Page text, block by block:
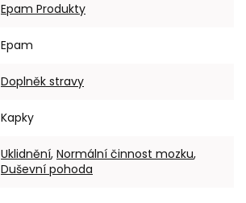
Epam Produkty
Epam
Doplněk stravy
Kapky
Uklidnění, Normální činnost mozku,
Duševní pohoda